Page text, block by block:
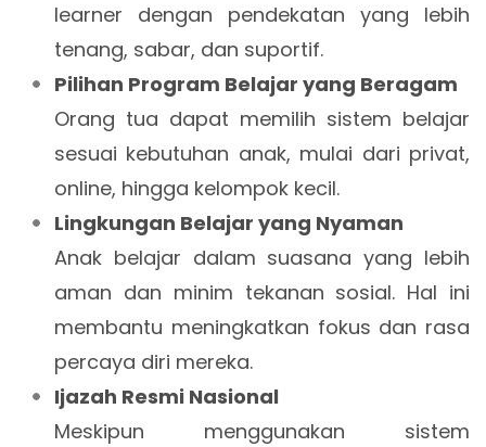
learner dengan pendekatan yang lebih
tenang, sabar, dan suportif.
Pilihan Program Belajar yang Beragam
Orang tua dapat memilih sistem belajar
sesuai kebutuhan anak, mulai dari privat,
online, hingga kelompok kecil.
Lingkungan Belajar yang Nyaman
Anak belajar dalam suasana yang lebih
aman dan minim tekanan sosial. Hal ini
membantu meningkatkan fokus dan rasa
percaya diri mereka.
Ijazah Resmi Nasional
Meskipun menggunakan sistem